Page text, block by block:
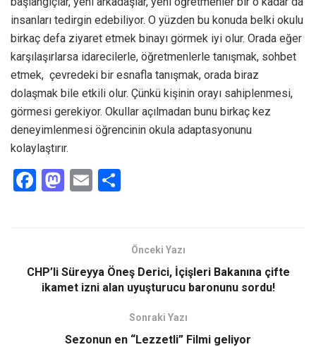
insanları tedirgin edebiliyor. O yüzden bu konuda belki okulu
birkaç defa ziyaret etmek binayı görmek iyi olur. Orada eğer
karşılaşırlarsa idarecilerle, öğretmenlerle tanışmak, sohbet
etmek, çevredeki bir esnafla tanışmak, orada biraz
dolaşmak bile etkili olur. Çünkü kişinin orayı sahiplenmesi,
görmesi gerekiyor. Okullar açılmadan bunu birkaç kez
deneyimlenmesi öğrencinin okula adaptasyonunu
kolaylaştırır.
F
o
o
M
d
o
E
Önceki Yazı
CHP’li Süreyya Öneş Derici, İçişleri Bakanına çifte
ikamet izni alan uyuşturucu baronunu sordu!
Sonraki Yazı
Sezonun en “Lezzetli” Filmi geliyor